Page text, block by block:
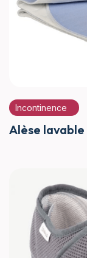
Incontinence
Alèse